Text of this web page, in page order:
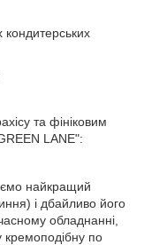
кондитерських
та фініковим
LANE":
найкращий
і дбайливо його
обладнанні,
кремоподібну по